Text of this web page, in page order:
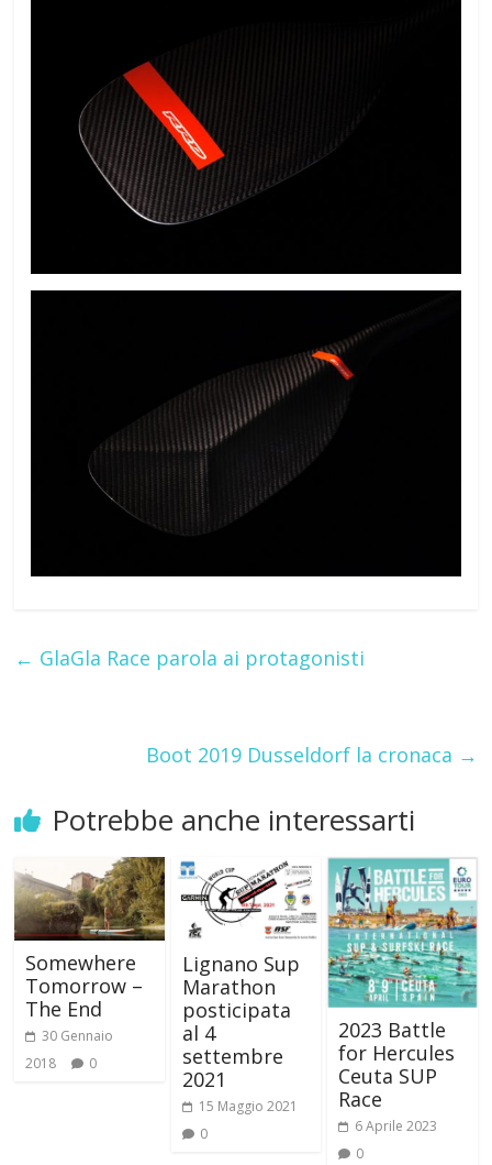
← GlaGla Race parola ai protagonisti
Boot 2019 Dusseldorf la cronaca →
Potrebbe anche interessarti
Somewhere
Tomorrow –
The End
30 Gennaio
2018
0
Lignano Sup
Marathon
posticipata
al 4
settembre
2021
15 Maggio 2021
0
2023 Battle
for Hercules
Ceuta SUP
Race
6 Aprile 2023
0